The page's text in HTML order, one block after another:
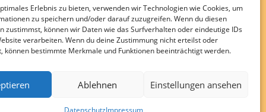
Erlebnis zu bieten, verwenden wir Technologien wie Cookies, um
zu speichern und/oder darauf zuzugreifen. Wenn du diesen
zustimmst, können wir Daten wie das Surfverhalten oder eindeutige IDs
verarbeiten. Wenn du deine Zustimmung nicht erteilst oder
können bestimmte Merkmale und Funktionen beeinträchtigt werden.
Ablehnen Einstellungen ansehen
DatenschutzImpressum